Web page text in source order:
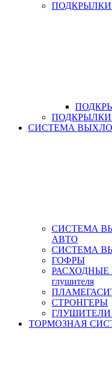
ПОДКРЫЛКИ
ПОДКРЫЛКИ
СИСТЕМА
СИСТЕМА
АВТО
СИСТЕМА
ГОФРЫ
РАСХОДНЫЕ
глушителя
СТРОНГЕРЫ
ТОРМОЗНАЯ